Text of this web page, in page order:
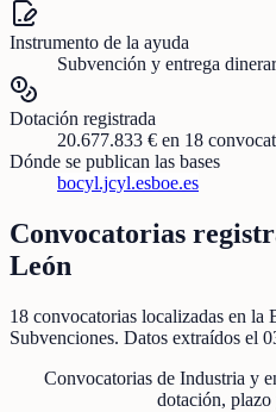
Instrumento de la ayuda
Subvención y entrega
Dotación registrada
20.677.833 € en 18
Dónde se publican las bases
bocyl.jcyl.esboe.es
Convocatorias
León
18 convocatorias localizadas en la
Subvenciones. Datos extraídos el
Convocatorias de Industria y
dotación,